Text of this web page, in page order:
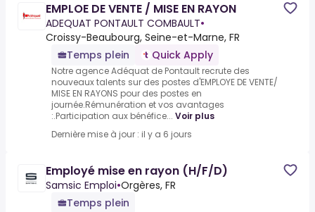
EMPLOE DE VENTE / MISE EN RAYON
ADEQUAT PONTAULT COMBAULT•
Croissy-Beaubourg, Seine-et-Marne, FR
Temps plein
Quick Apply
Notre agence Adéquat de Pontault recrute des
nouveaux talents sur des postes d'EMPLOYE DE VENTE/
MISE EN RAYONS pour des postes en
journée.Rémunération et vos avantages
:.Participation aux bénéfice... Voir plus
Dernière mise à jour : il y a 6 jours
Employé mise en rayon (H/F/D)
Samsic Emploi•Orgères, FR
Temps plein